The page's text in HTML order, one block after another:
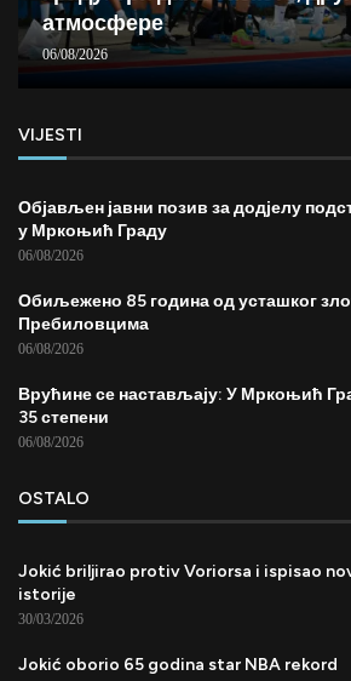
атмосфере
06/08/2026
VIJESTI
Објављен јавни позив за додјелу
у Мркоњић Граду
06/08/2026
Обиљежено 85 година од усташког
Пребиловцима
06/08/2026
Врућине се настављају: У Мркоњић
35 степени
06/08/2026
OSTALO
Jokić briljirao protiv Voriorsa i ispisao
istorije
30/03/2026
Jokić oborio 65 godina star NBA rekord